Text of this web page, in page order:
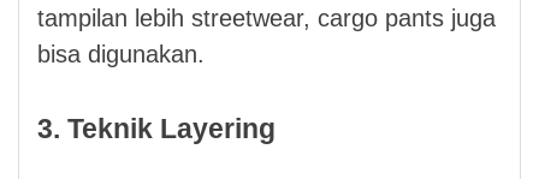
tampilan lebih streetwear, cargo pants juga
bisa digunakan.
3. Teknik Layering